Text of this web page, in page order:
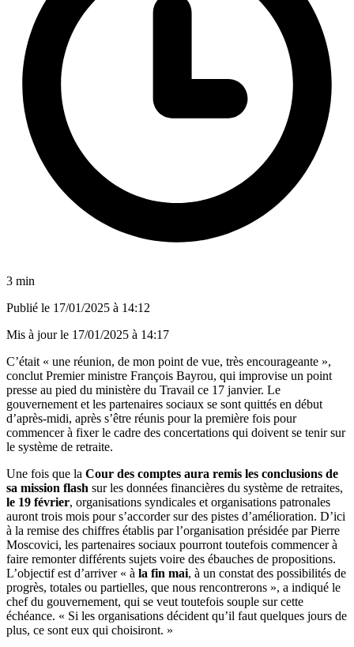
3 min
Publié le 17/01/2025 à 14:12
Mis à jour le 17/01/2025 à 14:17
C’était « une réunion, de mon point de vue, très encourageante »,
conclut Premier ministre François Bayrou, qui improvise un point
presse au pied du ministère du Travail ce 17 janvier. Le
gouvernement et les partenaires sociaux se sont quittés en début
d’après-midi, après s’être réunis pour la première fois pour
commencer à fixer le cadre des concertations qui doivent se tenir sur
le système de retraite.
Une fois que la Cour des comptes aura remis les conclusions de
sa mission flash sur les données financières du système de retraites,
le 19 février, organisations syndicales et organisations patronales
auront trois mois pour s’accorder sur des pistes d’amélioration. D’ici
à la remise des chiffres établis par l’organisation présidée par Pierre
Moscovici, les partenaires sociaux pourront toutefois commencer à
faire remonter différents sujets voire des ébauches de propositions.
L’objectif est d’arriver « à la fin mai, à un constat des possibilités de
progrès, totales ou partielles, que nous rencontrerons », a indiqué le
chef du gouvernement, qui se veut toutefois souple sur cette
échéance. « Si les organisations décident qu’il faut quelques jours de
plus, ce sont eux qui choisiront. »